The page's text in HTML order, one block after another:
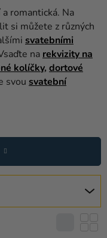
romantická. Na
si můžete z různých
svatebními
na rekvizity na
kolíčky, dortové
svou svatební